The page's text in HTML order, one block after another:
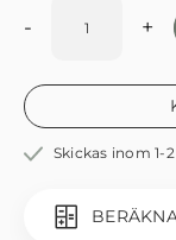
- +
Skickas inom 1-